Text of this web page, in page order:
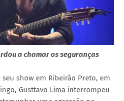
a chamar os seguranças
seu show em Ribeirão Preto, em
Gusttavo Lima interrompeu